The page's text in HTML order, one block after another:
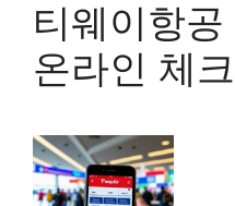
티웨이항
온라인 체